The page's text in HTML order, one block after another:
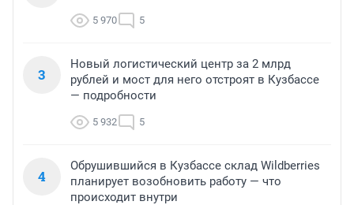
5 970 5
3
Новый логистический центр за 2 млрд
рублей и мост для него отстроят в Кузбассе
— подробности
5 932 5
4
Обрушившийся в Кузбассе склад Wildberries
планирует возобновить работу — что
происходит внутри